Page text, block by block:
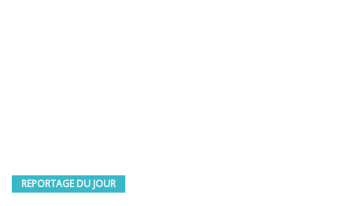
REPORTAGE DU JOUR